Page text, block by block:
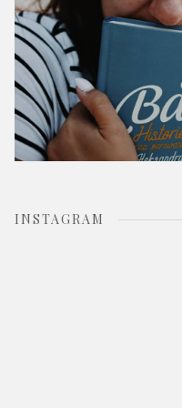
INSTAGRAM